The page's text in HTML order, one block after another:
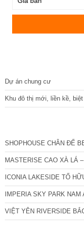
Dự án chung cư
Khu đô thị mới, liền kề,
SHOPHOUSE CHÂN ĐẾ
MASTERISE CAO XÀ LÁ
ICONIA LAKESIDE TỐ
IMPERIA SKY PARK NAM
VIỆT YÊN RIVERSIDE